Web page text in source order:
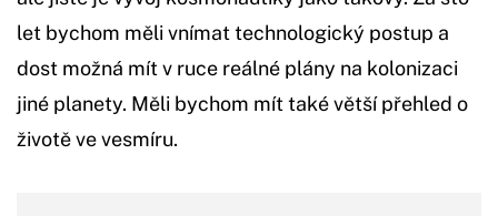
let bychom měli vnímat technologický postup a
dost možná mít v ruce reálné plány na kolonizaci
jiné planety. Měli bychom mít také větší přehled o
životě ve vesmíru.